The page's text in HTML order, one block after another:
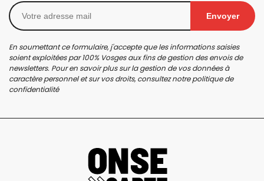
Envoyer
En soumettant ce formulaire, j'accepte que les informations saisies
soient exploitées par 100% Vosges aux fins de gestion des envois de
newsletters. Pour en savoir plus sur la gestion de vos données à
caractère personnel et sur vos droits, consultez notrepolitique de
confidentialité